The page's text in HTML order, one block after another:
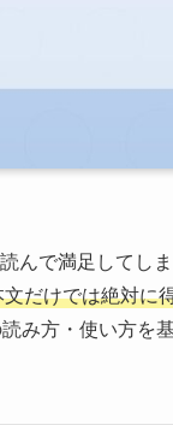
んで満足してし
文だけでは絶対に
み方・使い方を